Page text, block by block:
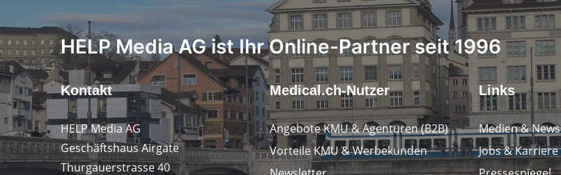
HELP Media AG ist Ihr Online-Partner seit 1996
Kontakt
HELP Media AG
Geschäftshaus Airgate
Thurgauerstrasse 40
Medical.ch-Nutzer
Angebote KMU & Agenturen (B2B)
Vorteile KMU & Werbekunden
Links
Medien & News
Jobs & Karriere